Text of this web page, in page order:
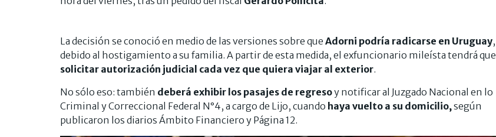
La decisión se conoció en medio de las versiones sobre que Adorni podría radicarse en Uruguay,
debido al hostigamiento a su familia. A partir de esta medida, el exfuncionario mileísta tendrá que
solicitar autorización judicial cada vez que quiera viajar al exterior.
No sólo eso: también deberá exhibir los pasajes de regresoy notificar al Juzgado Nacional en lo
Criminal y Correccional Federal N°4, a cargo de Lijo, cuando haya vuelto a su domicilio,según
publicaron los diarios Ámbito Financiero y Página 12.